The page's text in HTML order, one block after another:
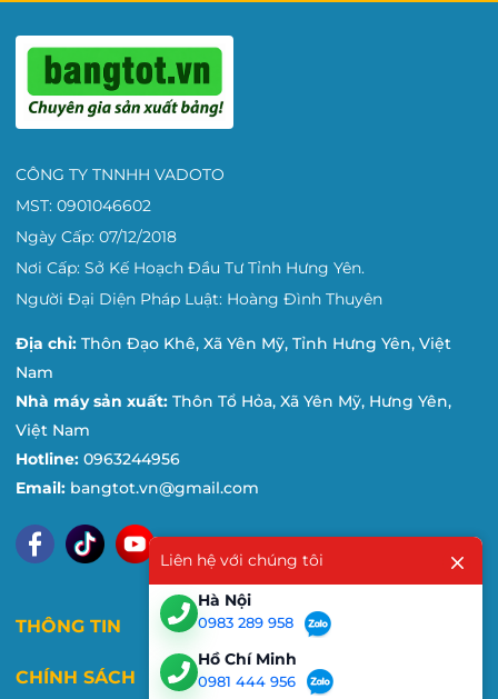
CÔNG TY TNNHH VADOTO
MST: 0901046602
Ngày Cấp: 07/12/2018
Nơi Cấp: Sở Kế Hoạch Đầu Tư Tỉnh Hưng Yên.
Người Đại Diện Pháp Luật: Hoàng Đình Thuyên
Địa chỉ: Thôn Đạo Khê, Xã Yên Mỹ, Tỉnh Hưng Yên, Việt
Nam
Nhà máy sản xuất: Thôn Tổ Hỏa, Xã Yên Mỹ, Hưng Yên,
Việt Nam
Hotline: 0963244956
Email: bangtot.vn@gmail.com
THÔNG TIN
CHÍNH SÁCH
Liên hệ với chúng tôi
Hà Nội
0983 289 958
Hồ Chí Minh
0981 444 956